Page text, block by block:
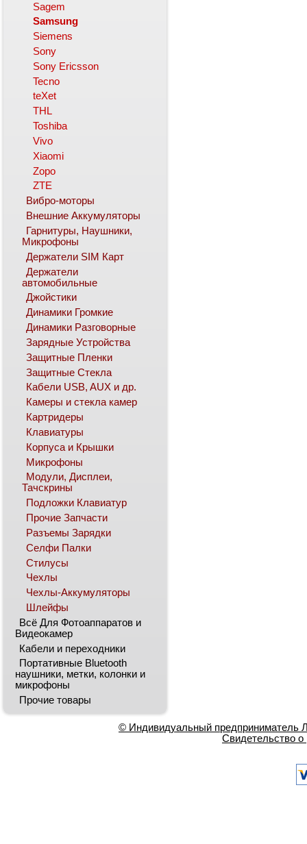
Sagem
Samsung
Siemens
Sony
Sony Ericsson
Tecno
teXet
THL
Toshiba
Vivo
Xiaomi
Zopo
ZTE
Вибро-моторы
Внешние Аккумуляторы
Гарнитуры, Наушники,
Микрофоны
Держатели SIM Карт
Держатели
автомобильные
Джойстики
Динамики Громкие
Динамики Разговорные
Зарядные Устройства
Защитные Пленки
Защитные Стекла
Кабели USB, AUX и др.
Камеры и стекла камер
Картридеры
Клавиатуры
Корпуса и Крышки
Микрофоны
Модули, Дисплеи,
Тачскрины
Подложки Клавиатур
Прочие Запчасти
Разъемы Зарядки
Селфи Палки
Стилусы
Чехлы
Чехлы-Аккумуляторы
Шлейфы
Всё Для Фотоаппаратов и
Видеокамер
Кабели и переходники
Портативные Bluetooth
наушники, метки, колонки и
микрофоны
Прочие товары
© Индивидуальный предприниматель
Свидетельство